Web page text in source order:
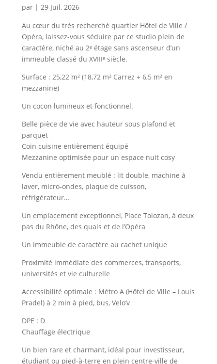
par | 29 Juil, 2026
Au cœur du très recherché quartier Hôtel de Ville /
Opéra, laissez-vous séduire par ce studio plein de
caractère, niché au 2ᵉ étage sans ascenseur d’un
immeuble classé du XVIIIᵉ siècle.
Surface : 25,22 m² (18,72 m² Carrez + 6,5 m² en
mezzanine)
Un cocon lumineux et fonctionnel.
Belle pièce de vie avec hauteur sous plafond et
parquet
Coin cuisine entièrement équipé
Mezzanine optimisée pour un espace nuit cosy
Vendu entièrement meublé : lit double, machine à
laver, micro-ondes, plaque de cuisson,
réfrigérateur…
Un emplacement exceptionnel, Place Tolozan, à deux
pas du Rhône, des quais et de l’Opéra
Un immeuble de caractère au cachet unique
Proximité immédiate des commerces, transports,
universités et vie culturelle
Accessibilité optimale : Métro A (Hôtel de Ville – Louis
Pradel) à 2 min à pied, bus, Velo’v
DPE : D
Chauffage électrique
Un bien rare et charmant, idéal pour investisseur,
étudiant ou pied-à-terre en plein centre-ville de